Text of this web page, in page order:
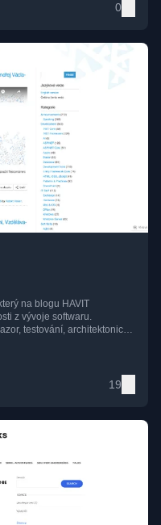
0
na blogu HAVIT
z vývoje softwaru.
testování, architektonické
19